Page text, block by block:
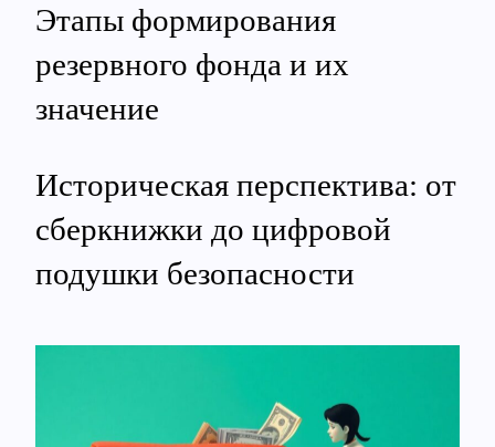
Этапы формирования
резервного фонда и их
значение
Историческая перспектива: от
сберкнижки до цифровой
подушки безопасности